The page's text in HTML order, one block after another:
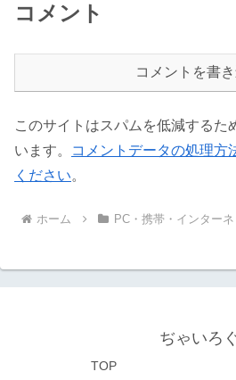
コメント
コメントを書
このサイトはスパムを低減するた
います。
コメントデータの処理方
ください。
ホーム PC・携帯・インターネ
ぢゃいろ
TOP